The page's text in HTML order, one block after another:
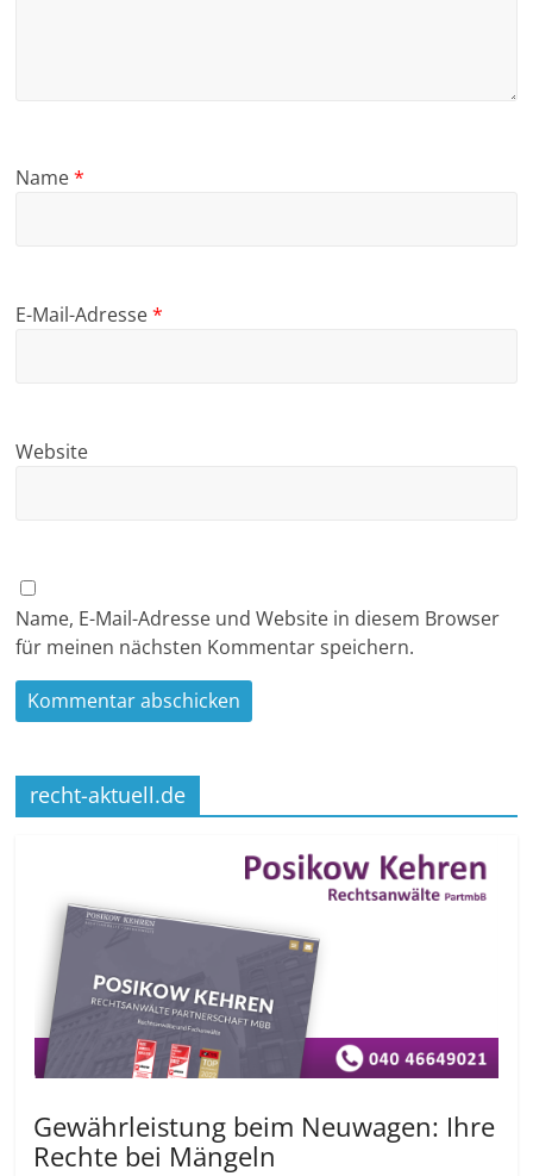
Name*
E-Mail-Adresse*
Website
Name, E-Mail-Adresse und Website in diesem Browser
für meinen nächsten Kommentar speichern.
recht-aktuell.de
Gewährleistung beim Neuwagen: Ihre
Rechte bei Mängeln